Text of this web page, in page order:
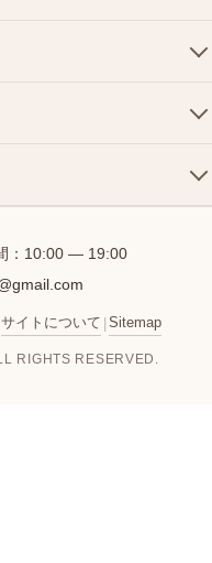
：10:00 — 19:00
サイトについて | Sitemap
RIGHTS RESERVED.